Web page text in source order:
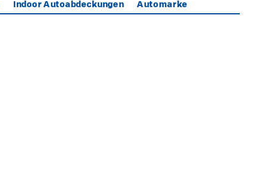
Indoor Autoabdeckungen Automarke